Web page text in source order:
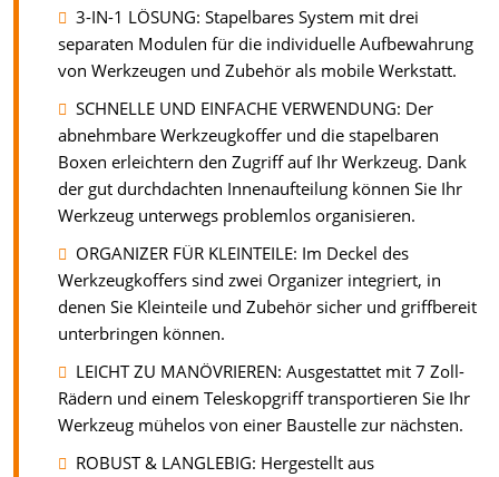
3-IN-1 LÖSUNG: Stapelbares System mit drei
separaten Modulen für die individuelle Aufbewahrung
von Werkzeugen und Zubehör als mobile Werkstatt.
SCHNELLE UND EINFACHE VERWENDUNG: Der
abnehmbare Werkzeugkoffer und die stapelbaren
Boxen erleichtern den Zugriff auf Ihr Werkzeug. Dank
der gut durchdachten Innenaufteilung können Sie Ihr
Werkzeug unterwegs problemlos organisieren.
ORGANIZER FÜR KLEINTEILE: Im Deckel des
Werkzeugkoffers sind zwei Organizer integriert, in
denen Sie Kleinteile und Zubehör sicher und griffbereit
unterbringen können.
LEICHT ZU MANÖVRIEREN: Ausgestattet mit 7 Zoll-
Rädern und einem Teleskopgriff transportieren Sie Ihr
Werkzeug mühelos von einer Baustelle zur nächsten.
ROBUST & LANGLEBIG: Hergestellt aus